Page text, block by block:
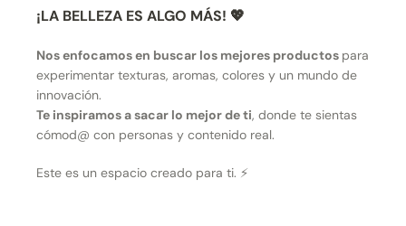
¡LA BELLEZA ES ALGO MÁS! 💖
Nos enfocamos en buscar los mejores productos para
experimentar texturas, aromas, colores y un mundo de
innovación.
Te inspiramos a sacar lo mejor de ti, donde te sientas
cómod@ con personas y contenido real.
Este es un espacio creado para ti. ⚡